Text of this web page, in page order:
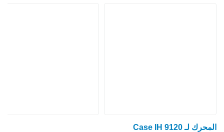
المحرك لـ Case IH 9120